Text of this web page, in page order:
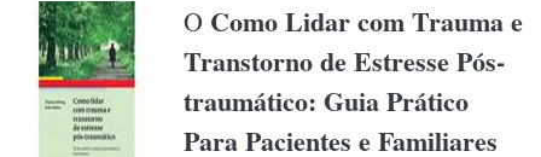
O Como Lidar com Trauma e
Transtorno de Estresse Pós-
traumático: Guia Prático
Para Pacientes e Familiares